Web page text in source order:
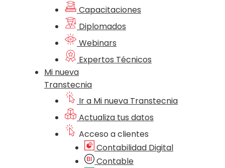
Capacitaciones
Diplomados
Webinars
Expertos Técnicos
Mi nueva
Transtecnia
Ir a Mi nueva Transtecnia
Actualiza tus datos
Acceso a clientes
Contabilidad Digital
Contable